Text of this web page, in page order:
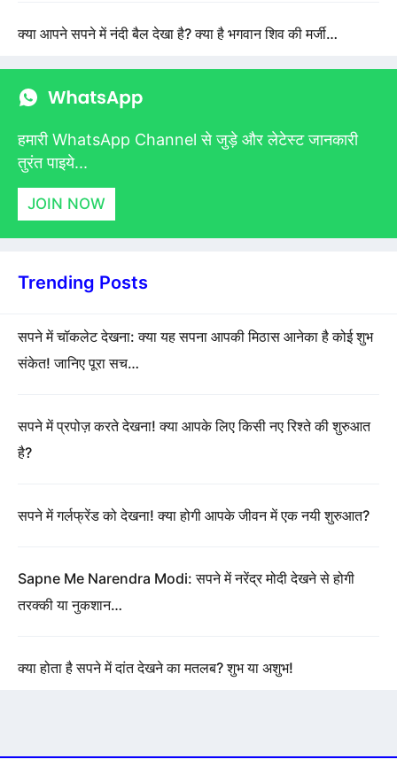
क्या आपने सपने में नंदी बैल देखा है? क्या है भगवान शिव की मर्जी…
हमारी WhatsApp Channel से जुड़े और लेटेस्ट जानकारी
तुरंत पाइये...
JOIN NOW
Trending Posts
सपने में चॉकलेट देखना: क्या यह सपना आपकी मिठास आनेका है कोई शुभ
संकेत! जानिए पूरा सच…
सपने में प्रपोज़ करते देखना! क्या आपके लिए किसी नए रिश्ते की शुरुआत
है?
सपने में गर्लफ्रेंड को देखना! क्या होगी आपके जीवन में एक नयी शुरुआत?
Sapne Me Narendra Modi: सपने में नरेंद्र मोदी देखने से होगी
तरक्की या नुकशान…
क्या होता है सपने में दांत देखने का मतलब? शुभ या अशुभ!